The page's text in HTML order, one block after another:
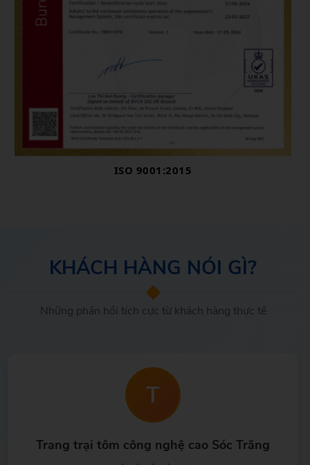
ISO 9001:2015
KHÁCH HÀNG NÓI GÌ?
Những phản hồi tích cực từ khách hàng thực tế
T
Trang trại tôm công nghệ cao Sóc Trăng